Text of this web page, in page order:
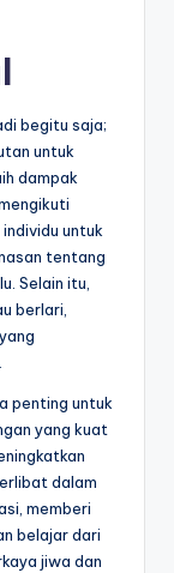
begitu saja;
untuk
dampak
untuk
tentang
Selain itu,
berlari,
penting untuk
yang kuat
dalam
memberi
belajar dari
jiwa dan